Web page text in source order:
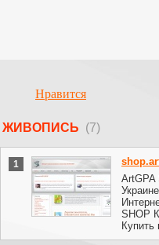
Нравится
ЖИВОПИСЬ (7)
1
ArtGPA
SHOP
Купить